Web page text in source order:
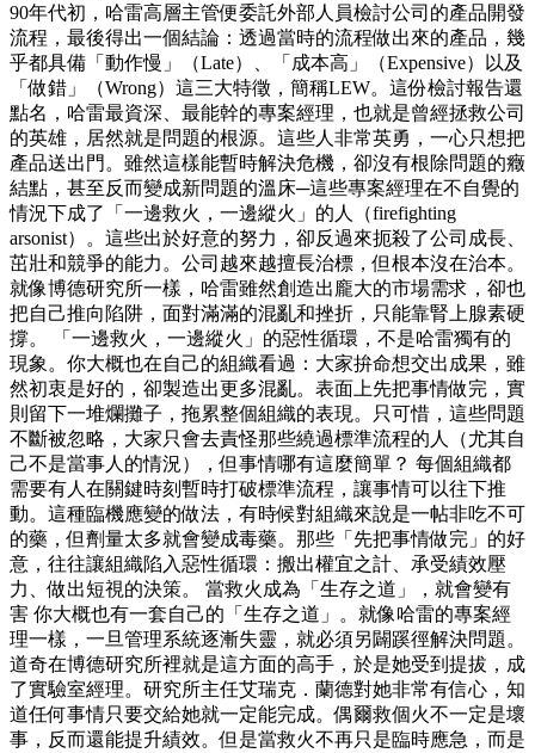
90年代初，哈雷高層主管便委託外部人員檢討公司的產品開發
流程，最後得出一個結論：透過當時的流程做出來的產品，幾
乎都具備「動作慢」（Late）、「成本高」（Expensive）以及
「做錯」（Wrong）這三大特徵，簡稱LEW。這份檢討報告還
點名，哈雷最資深、最能幹的專案經理，也就是曾經拯救公司
的英雄，居然就是問題的根源。這些人非常英勇，一心只想把
產品送出門。雖然這樣能暫時解決危機，卻沒有根除問題的癥
結點，甚至反而變成新問題的溫床─這些專案經理在不自覺的
情況下成了「一邊救火，一邊縱火」的人（firefighting
arsonist）。這些出於好意的努力，卻反過來扼殺了公司成長、
茁壯和競爭的能力。公司越來越擅長治標，但根本沒在治本。
就像博德研究所一樣，哈雷雖然創造出龐大的市場需求，卻也
把自己推向陷阱，面對滿滿的混亂和挫折，只能靠腎上腺素硬
撐。 「一邊救火，一邊縱火」的惡性循環，不是哈雷獨有的
現象。你大概也在自己的組織看過：大家拚命想交出成果，雖
然初衷是好的，卻製造出更多混亂。表面上先把事情做完，實
則留下一堆爛攤子，拖累整個組織的表現。只可惜，這些問題
不斷被忽略，大家只會去責怪那些繞過標準流程的人（尤其自
己不是當事人的情況），但事情哪有這麼簡單？ 每個組織都
需要有人在關鍵時刻暫時打破標準流程，讓事情可以往下推
動。這種臨機應變的做法，有時候對組織來說是一帖非吃不可
的藥，但劑量太多就會變成毒藥。那些「先把事情做完」的好
意，往往讓組織陷入惡性循環：搬出權宜之計、承受績效壓
力、做出短視的決策。 當救火成為「生存之道」，就會變有
害 你大概也有一套自己的「生存之道」。就像哈雷的專案經
理一樣，一旦管理系統逐漸失靈，就必須另闢蹊徑解決問題。
道奇在博德研究所裡就是這方面的高手，於是她受到提拔，成
了實驗室經理。研究所主任艾瑞克．蘭德對她非常有信心，知
道任何事情只要交給她就一定能完成。偶爾救個火不一定是壞
事，反而還能提升績效。但是當救火不再只是臨時應急，而是